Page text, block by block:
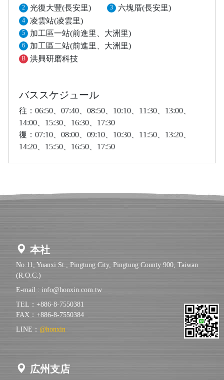
2 光復大豐(長安里) 3 六塊厝(長安里)
4 凌雲站(凌雲里)
5 加工區一站(前進里、大洲里)
6 加工區二站(前進里、大洲里)
B 洪興研磨科技
バススケジュール
往：06:50、 07:40、 08:50、 10:10、 11:30、 13:00、
14:00、 15:30、 16:30、 17:30
復：07:10、08:00、09:10、10:30、11:50、13:20、
14:20、15:50、16:50、17:50
本社
No.11, Yuanxi St., Pingtung City, Pingtung County 900, Taiwan
(R.O.C.)
E-mail : info@honxin.com.tw
TEL：+886-8-7550381
FAX：+886-8-7550384
LINE： @honxin
広州支店